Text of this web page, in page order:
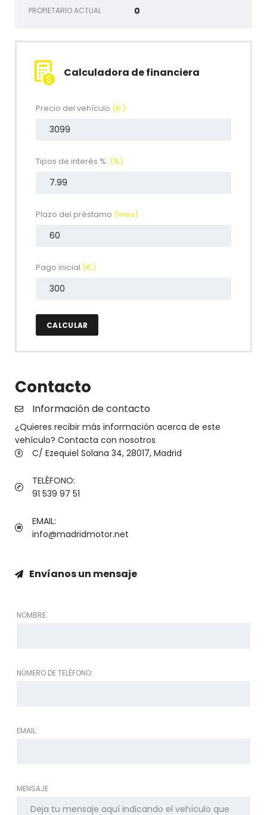
PROPIETARIO ACTUAL 0
Calculadora de financiera
Precio del vehículo (€)
Tipos de interés %: (%)
Plazo del préstamo (mes)
Pago inicial (€)
CALCULAR
Contacto
Información de contacto
¿Quieres recibir más información acerca de este
vehículo? Contacta con nosotros
C/ Ezequiel Solana 34, 28017, Madrid
TELÉFONO:
91 539 97 51
EMAIL:
info@madridmotor.net
Envíanos un mensaje
NOMBRE:
NÚMERO DE TELÉFONO:
EMAIL:
MENSAJE